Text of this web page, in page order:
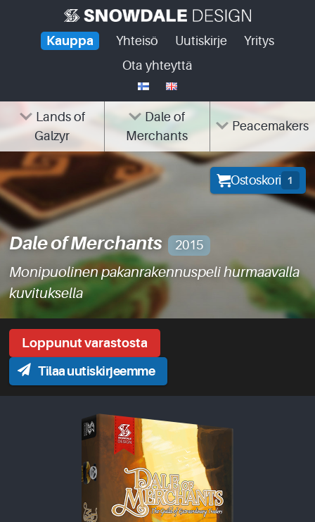
content Kauppa Yhteisö Uutiskirje
Yritys
Ota yhteyttä
Lands of
Galzyr
Dale of
Merchants
Peacemakers
Ostoskori 1
Dale of Merchants 2015
Monipuolinen pakanrakennuspeli hurmaavalla
kuvituksella
Tilaa uutiskirjeemme